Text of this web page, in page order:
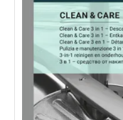
Verzorging
Inbouw
Cadeaubon